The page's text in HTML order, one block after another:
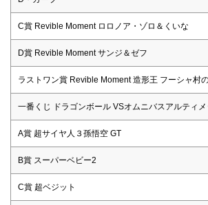
C賞 Revible Moment ロロノア・ゾロ＆くいな
D賞 Revible Moment サンジ＆ゼフ
ラストワン賞 Revible Moment 造形王 フーシャ村
一番くじ ドラゴンボール VSオムニバスアルティメ
A賞 超サイヤ人３孫悟空 GT
B賞 スーパーベビー2
C賞 超ベジット